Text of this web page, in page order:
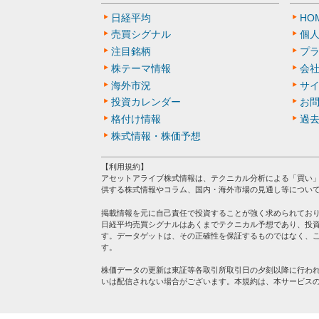
日経平均
売買シグナル
注目銘柄
株テーマ情報
海外市況
投資カレンダー
格付け情報
株式情報・株価予想
個
プ
会
サ
お
過
【利用規約】
アセットアライブ株式情報は、テクニカル分析による「買
供する株式情報やコラム、国内・海外市場の見通し等につい
掲載情報を元に自己責任で投資することが強く求められてお
日経平均売買シグナルはあくまでテクニカル予想であり、投
す。データゲットは、その正確性を保証するものではなく、
す。
株価データの更新は東証等各取引所取引日の夕刻以降に行わ
いは配信されない場合がございます。本規約は、本サービス